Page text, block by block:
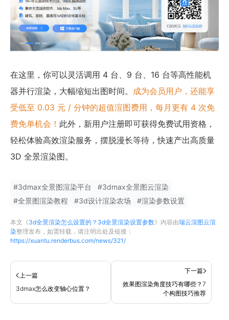
在这里，你可以灵活调用 4 台、9 台、16 台等高性能机
器并行渲染，大幅缩短出图时间。 成为会员用户，还能享
受低至 0.03 元 / 分钟的超值渲图费用，每月更有 4 次免
费免单机会！ 此外，新用户注册即可获得免费试用资格，
轻松体验高效渲染服务，摆脱漫长等待，快速产出高质量
3D 全景渲染图。
#3dmax全景图渲染平台 #3dmax全景图云渲染
#全景图渲染教程 #3d设计渲染农场 #渲染参数设置
本文《3d全景渲染怎么设置的？3d全景渲染设置参数》内容由瑞云渲图云渲
染整理发布，如需转载，请注明出处及链接：
https://xuantu.renderbus.com/news/321/
上一篇
3dmax怎么改变轴心位置？
下一篇
效果图渲染角度技巧有哪些？7
个构图技巧推荐